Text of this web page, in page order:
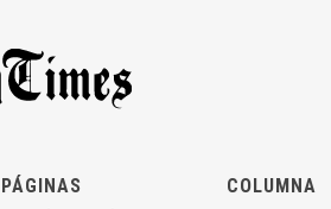
PÁGINAS COLUMNA